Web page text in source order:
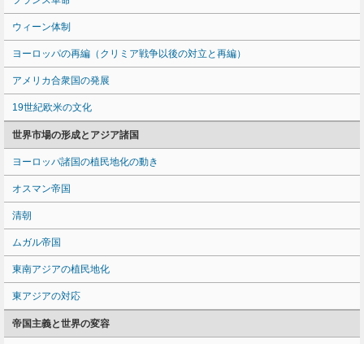
ウィーン体制
ヨーロッパの再編（クリミア戦争以後の対立と再編）
アメリカ合衆国の発展
19世紀欧米の文化
世界市場の形成とアジア諸国
ヨーロッパ諸国の植民地化の動き
オスマン帝国
清朝
ムガル帝国
東南アジアの植民地化
東アジアの対応
帝国主義と世界の変容